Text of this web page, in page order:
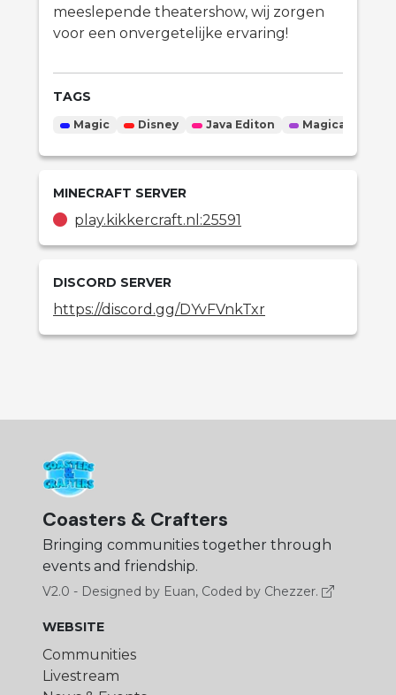
meeslepende theatershow, wij zorgen
voor een onvergetelijke ervaring!
TAGS
Magic Disney Java Editon Magical
MINECRAFT SERVER
play.kikkercraft.nl :25591
DISCORD SERVER
https://discord.gg/DYvFVnkTxr
Coasters & Crafters
Bringing communities together through
events and friendship.
V2.0 - Designed by Euan, Coded by Chezzer.
WEBSITE
Communities
Livestream